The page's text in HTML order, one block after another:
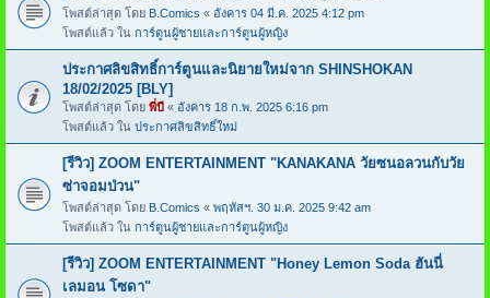
โพสต์ล่าสุด โดย B.Comics « อังคาร 04 มี.ค. 2025 4:12 pm
โพสต์แล้ว ใน การ์ตูนผู้ชายและการ์ตูนผู้หญิง
ประกาศลิขสิทธิ์การ์ตูนและนิยายใหม่จาก SHINSHOKAN
18/02/2025 [BLY]
โพสต์ล่าสุด โดย พี่บี « อังคาร 18 ก.พ. 2025 6:16 pm
โพสต์แล้ว ใน ประกาศลิขสิทธิ์ใหม่
[รีวิว] ZOOM ENTERTAINMENT "KANAKANA วัยซนอลวนกับวัย
ซ่าจอมป่วน"
โพสต์ล่าสุด โดย B.Comics « พฤหัสฯ. 30 ม.ค. 2025 9:42 am
โพสต์แล้ว ใน การ์ตูนผู้ชายและการ์ตูนผู้หญิง
[รีวิว] ZOOM ENTERTAINMENT "Honey Lemon Soda ฮันนี่
เลมอน โซดา"